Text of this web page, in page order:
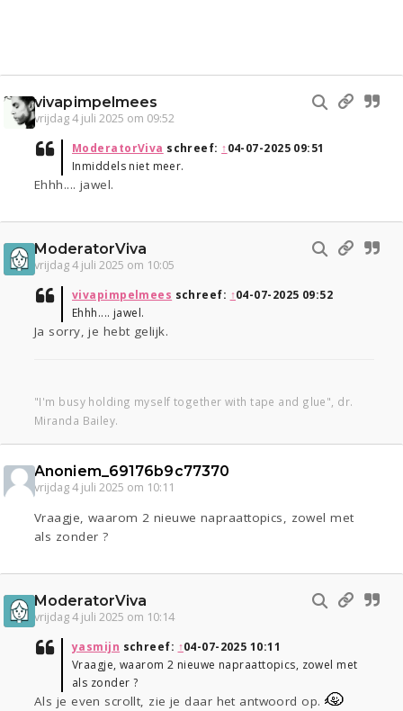
vivapimpelmees
vrijdag 4 juli 2025 om 09:52
ModeratorViva schreef: ↑04-07-2025 09:51
Inmiddels niet meer.
Ehhh.... jawel.
ModeratorViva
vrijdag 4 juli 2025 om 10:05
vivapimpelmees schreef: ↑04-07-2025 09:52
Ehhh.... jawel.
Ja sorry, je hebt gelijk.
"I'm busy holding myself together with tape and glue", dr.
Miranda Bailey.
Anoniem_69176b9c77370
vrijdag 4 juli 2025 om 10:11
Vraagje, waarom 2 nieuwe napraattopics, zowel met
als zonder ?
ModeratorViva
vrijdag 4 juli 2025 om 10:14
yasmijn schreef: ↑04-07-2025 10:11
Vraagje, waarom 2 nieuwe napraattopics, zowel met
als zonder ?
Als je even scrollt, zie je daar het antwoord op.